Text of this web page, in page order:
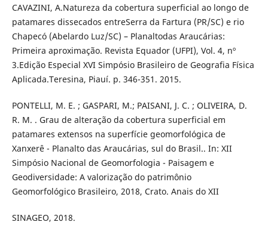
CAVAZINI, A.Natureza da cobertura superficial ao longo de
patamares dissecados entreSerra da Fartura (PR/SC) e rio
Chapecó (Abelardo Luz/SC) – Planaltodas Araucárias:
Primeira aproximação. Revista Equador (UFPI), Vol. 4, nº
3.Edição Especial XVI Simpósio Brasileiro de Geografia Física
Aplicada.Teresina, Piauí. p. 346-351. 2015.
PONTELLI, M. E. ; GASPARI, M.; PAISANI, J. C. ; OLIVEIRA, D.
R. M. . Grau de alteração da cobertura superficial em
patamares extensos na superfície geomorfológica de
Xanxerê - Planalto das Araucárias, sul do Brasil.. In: XII
Simpósio Nacional de Geomorfologia - Paisagem e
Geodiversidade: A valorização do patrimônio
Geomorfológico Brasileiro, 2018, Crato. Anais do XII
SINAGEO, 2018.